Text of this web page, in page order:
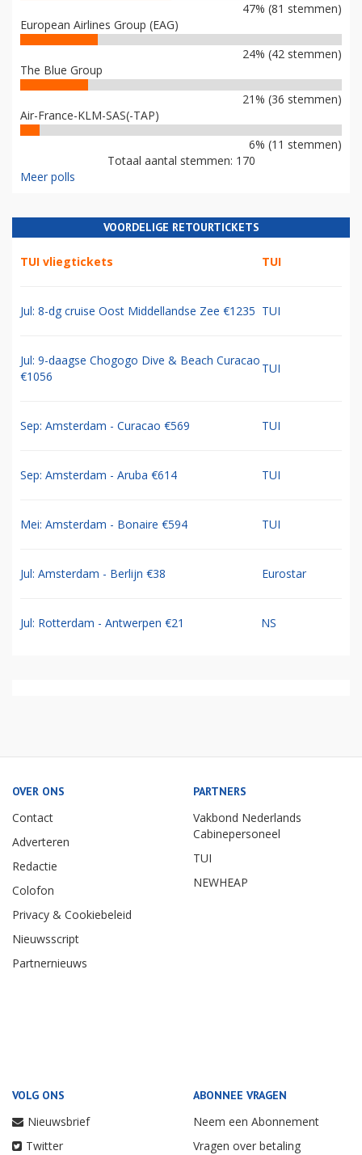
47% (81 stemmen)
European Airlines Group (EAG)
24% (42 stemmen)
The Blue Group
21% (36 stemmen)
Air-France-KLM-SAS(-TAP)
6% (11 stemmen)
Totaal aantal stemmen: 170
Meer polls
VOORDELIGE RETOURTICKETS
TUI vliegtickets TUI
Jul: 8-dg cruise Oost Middellandse Zee €1235 TUI
Jul: 9-daagse Chogogo Dive & Beach Curacao
€1056
TUI
Sep: Amsterdam - Curacao €569 TUI
Sep: Amsterdam - Aruba €614 TUI
Mei: Amsterdam - Bonaire €594 TUI
Jul: Amsterdam - Berlijn €38 Eurostar
Jul: Rotterdam - Antwerpen €21 NS
OVER ONS
Contact
Adverteren
Redactie
Colofon
Privacy & Cookiebeleid
Nieuwsscript
Partnernieuws
PARTNERS
Vakbond Nederlands
Cabinepersoneel
TUI
NEWHEAP
VOLG ONS
Nieuwsbrief
Twitter
ABONNEE VRAGEN
Neem een Abonnement
Vragen over betaling